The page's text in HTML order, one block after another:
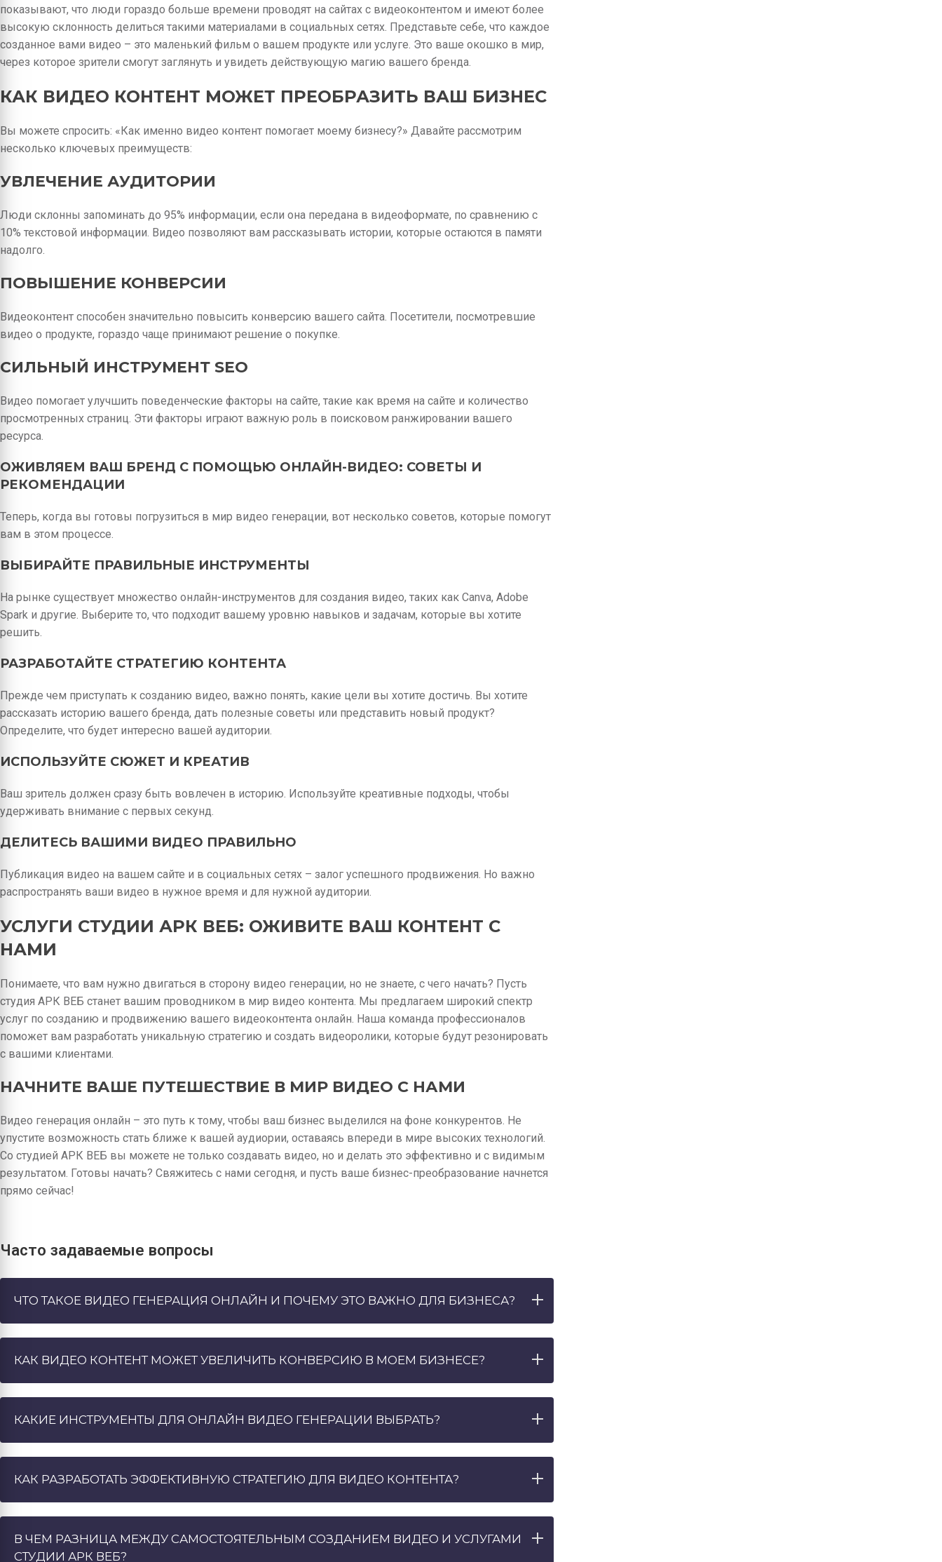
показывают, что люди гораздо больше времени проводят на сайтах с видеоконтентом и имеют более
высокую склонность делиться такими материалами в социальных сетях. Представьте себе, что каждое
созданное вами видео – это маленький фильм о вашем продукте или услуге. Это ваше окошко в мир,
через которое зрители смогут заглянуть и увидеть действующую магию вашего бренда.
КАК ВИДЕО КОНТЕНТ МОЖЕТ ПРЕОБРАЗИТЬ ВАШ БИЗНЕС
Вы можете спросить: «Как именно видео контент помогает моему бизнесу?» Давайте рассмотрим
несколько ключевых преимуществ:
УВЛЕЧЕНИЕ АУДИТОРИИ
Люди склонны запоминать до 95% информации, если она передана в видеоформате, по сравнению с
10% текстовой информации. Видео позволяют вам рассказывать истории, которые остаются в памяти
надолго.
ПОВЫШЕНИЕ КОНВЕРСИИ
Видеоконтент способен значительно повысить конверсию вашего сайта. Посетители, посмотревшие
видео о продукте, гораздо чаще принимают решение о покупке.
СИЛЬНЫЙ ИНСТРУМЕНТ SEO
Видео помогает улучшить поведенческие факторы на сайте, такие как время на сайте и количество
просмотренных страниц. Эти факторы играют важную роль в поисковом ранжировании вашего
ресурса.
ОЖИВЛЯЕМ ВАШ БРЕНД С ПОМОЩЬЮ ОНЛАЙН-ВИДЕО: СОВЕТЫ И
РЕКОМЕНДАЦИИ
Теперь, когда вы готовы погрузиться в мир видео генерации, вот несколько советов, которые помогут
вам в этом процессе.
ВЫБИРАЙТЕ ПРАВИЛЬНЫЕ ИНСТРУМЕНТЫ
На рынке существует множество онлайн-инструментов для создания видео, таких как Canva, Adobe
Spark и другие. Выберите то, что подходит вашему уровню навыков и задачам, которые вы хотите
решить.
РАЗРАБОТАЙТЕ СТРАТЕГИЮ КОНТЕНТА
Прежде чем приступать к созданию видео, важно понять, какие цели вы хотите достичь. Вы хотите
рассказать историю вашего бренда, дать полезные советы или представить новый продукт?
Определите, что будет интересно вашей аудитории.
ИСПОЛЬЗУЙТЕ СЮЖЕТ И КРЕАТИВ
Ваш зритель должен сразу быть вовлечен в историю. Используйте креативные подходы, чтобы
удерживать внимание с первых секунд.
ДЕЛИТЕСЬ ВАШИМИ ВИДЕО ПРАВИЛЬНО
Публикация видео на вашем сайте и в социальных сетях – залог успешного продвижения. Но важно
распространять ваши видео в нужное время и для нужной аудитории.
УСЛУГИ СТУДИИ АРК ВЕБ: ОЖИВИТЕ ВАШ КОНТЕНТ С
НАМИ
Понимаете, что вам нужно двигаться в сторону видео генерации, но не знаете, с чего начать? Пусть
студия АРК ВЕБ станет вашим проводником в мир видео контента. Мы предлагаем широкий спектр
услуг по созданию и продвижению вашего видеоконтента онлайн. Наша команда профессионалов
поможет вам разработать уникальную стратегию и создать видеоролики, которые будут резонировать
с вашими клиентами.
НАЧНИТЕ ВАШЕ ПУТЕШЕСТВИЕ В МИР ВИДЕО С НАМИ
Видео генерация онлайн – это путь к тому, чтобы ваш бизнес выделился на фоне конкурентов. Не
упустите возможность стать ближе к вашей аудиории, оставаясь впереди в мире высоких технологий.
Со студией АРК ВЕБ вы можете не только создавать видео, но и делать это эффективно и с видимым
результатом. Готовы начать? Свяжитесь с нами сегодня, и пусть ваше бизнес-преобразование начнется
прямо сейчас!
Часто задаваемые вопросы
ЧТО ТАКОЕ ВИДЕО ГЕНЕРАЦИЯ ОНЛАЙН И ПОЧЕМУ ЭТО ВАЖНО ДЛЯ БИЗНЕСА?
КАК ВИДЕО КОНТЕНТ МОЖЕТ УВЕЛИЧИТЬ КОНВЕРСИЮ В МОЕМ БИЗНЕСЕ?
КАКИЕ ИНСТРУМЕНТЫ ДЛЯ ОНЛАЙН ВИДЕО ГЕНЕРАЦИИ ВЫБРАТЬ?
КАК РАЗРАБОТАТЬ ЭФФЕКТИВНУЮ СТРАТЕГИЮ ДЛЯ ВИДЕО КОНТЕНТА?
В ЧЕМ РАЗНИЦА МЕЖДУ САМОСТОЯТЕЛЬНЫМ СОЗДАНИЕМ ВИДЕО И УСЛУГАМИ
СТУДИИ АРК ВЕБ?